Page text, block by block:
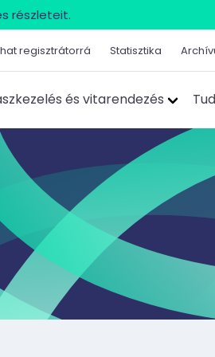
részleteit.
regisztrátorrá Statisztika
és vitarendezés